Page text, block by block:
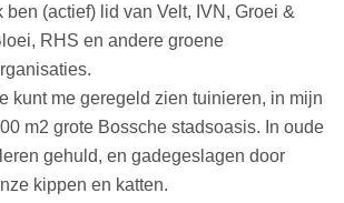
ben (actief) lid van Velt, IVN, Groei &
RHS en andere groene
kunt me geregeld zien tuinieren, in mijn
m2 grote Bossche stadsoasis. In oude
gehuld, en gadegeslagen door
kippen en katten.